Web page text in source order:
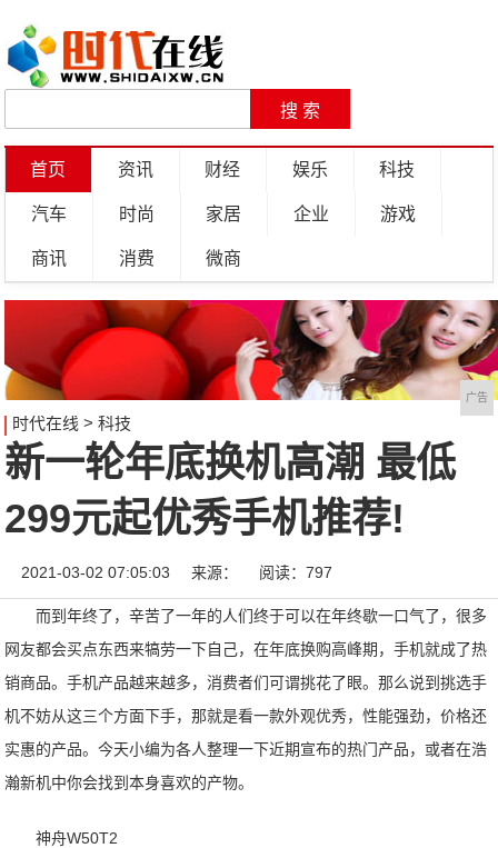
首页 资讯 财经 娱乐 科技
汽车 时尚 家居 企业 游戏
商讯 消费 微商
广告
时代在线 > 科技
新一轮年底换机高潮 最低
299元起优秀手机推荐!
2021-03-02 07:05:03 来源： 阅读：797
而到年终了，辛苦了一年的人们终于可以在年终歇一口气了，很多
网友都会买点东西来犒劳一下自己，在年底换购高峰期，手机就成了热
销商品。手机产品越来越多，消费者们可谓挑花了眼。那么说到挑选手
机不妨从这三个方面下手，那就是看一款外观优秀，性能强劲，价格还
实惠的产品。今天小编为各人整理一下近期宣布的热门产品，或者在浩
瀚新机中你会找到本身喜欢的产物。
神舟W50T2